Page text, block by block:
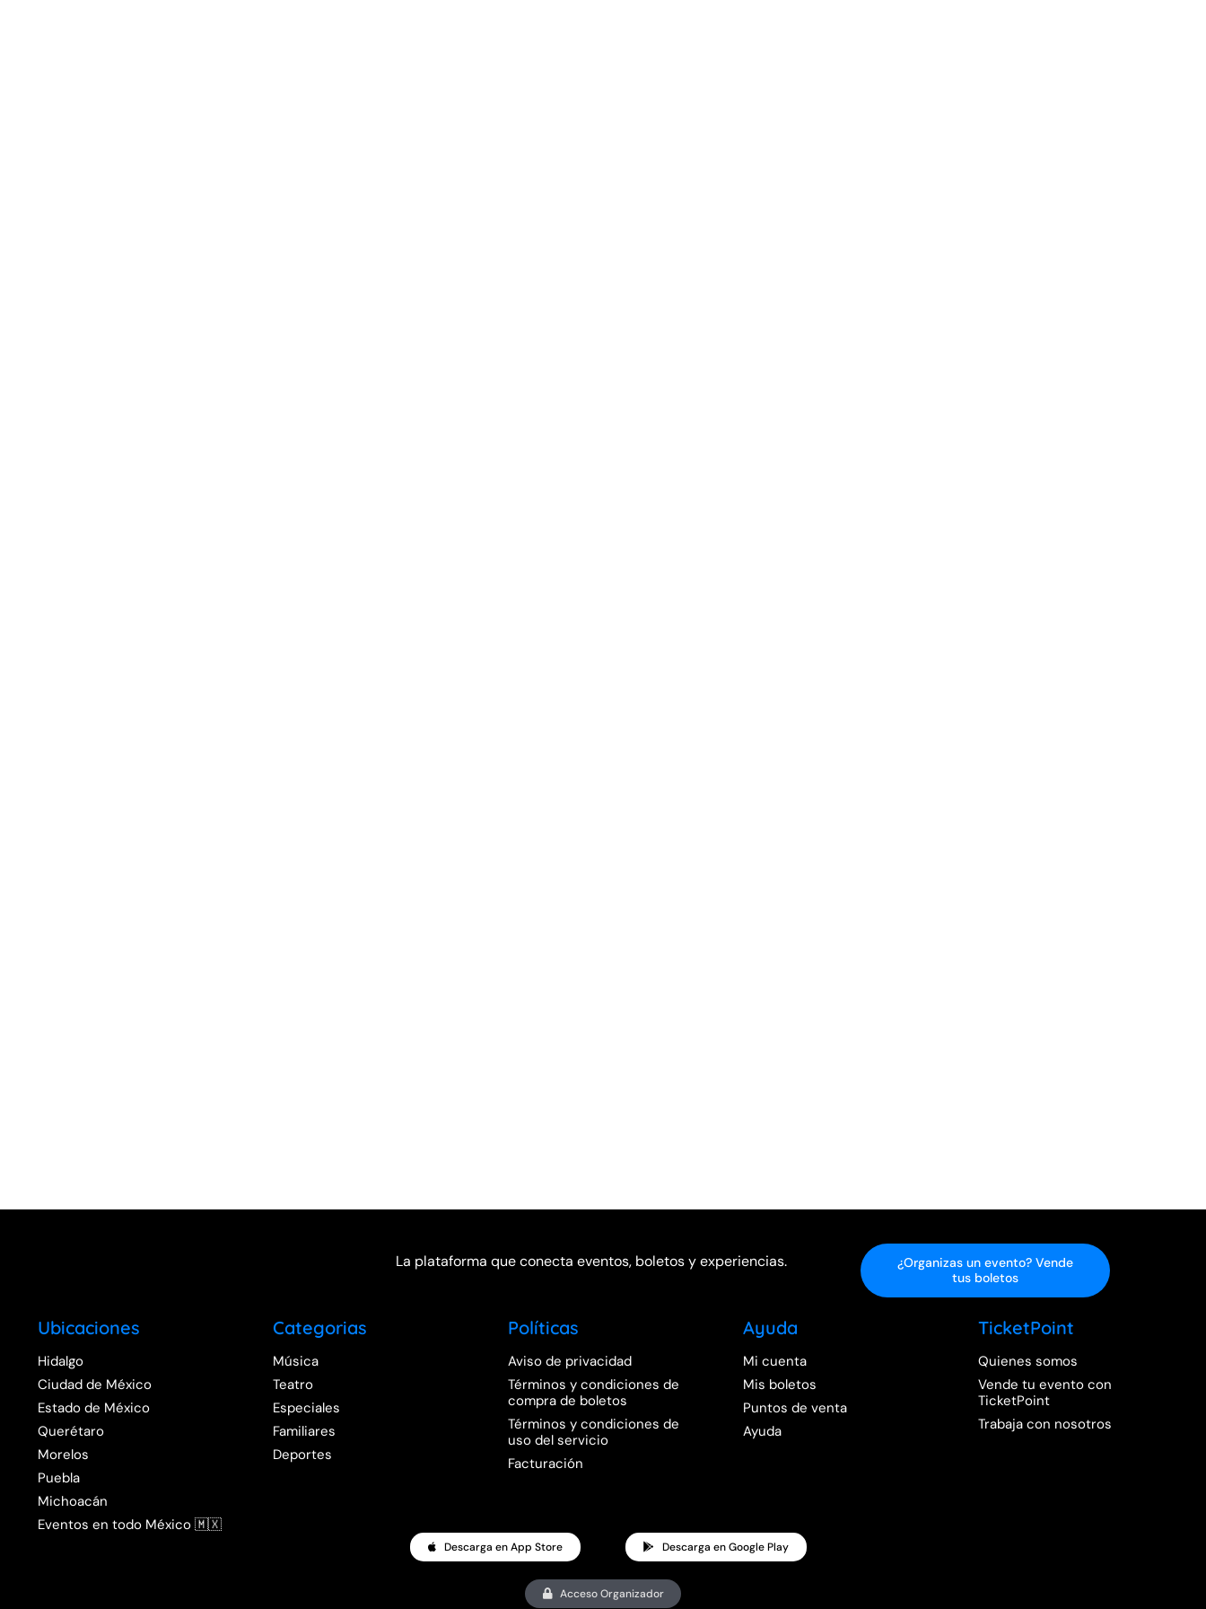
La plataforma que conecta eventos, boletos y experiencias.
¿Organizas un evento? Vende
tus boletos
Ubicaciones
Hidalgo
Ciudad de México
Estado de México
Querétaro
Morelos
Puebla
Michoacán
Eventos en todo México 🇲🇽
Categorias
Música
Teatro
Especiales
Familiares
Deportes
Políticas
Aviso de privacidad
Términos y condiciones de
compra de boletos
Términos y condiciones de
uso del servicio
Facturación
Ayuda
Mi cuenta
Mis boletos
Puntos de venta
Ayuda
TicketPoint
Quienes somos
Vende tu evento con
TicketPoint
Trabaja con nosotros
Descarga en App Store Descarga en Google Play
Acceso Organizador